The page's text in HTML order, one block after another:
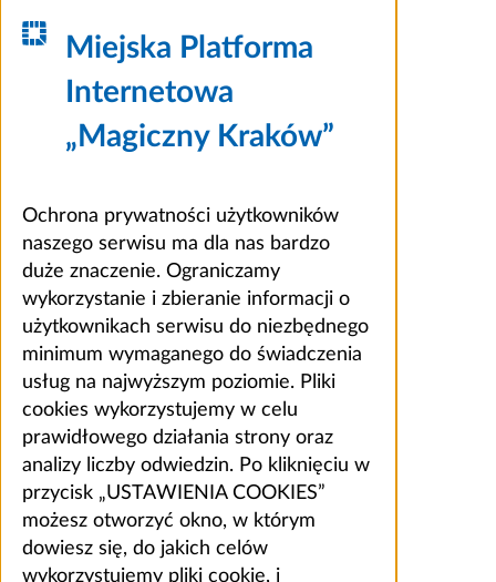
Miejska Platforma
Internetowa
„Magiczny Kraków”
Ochrona prywatności użytkowników
naszego serwisu ma dla nas bardzo
duże znaczenie. Ograniczamy
wykorzystanie i zbieranie informacji o
użytkownikach serwisu do niezbędnego
minimum wymaganego do świadczenia
usług na najwyższym poziomie. Pliki
cookies wykorzystujemy w celu
prawidłowego działania strony oraz
analizy liczby odwiedzin. Po kliknięciu w
przycisk „USTAWIENIA COOKIES”
możesz otworzyć okno, w którym
dowiesz się, do jakich celów
wykorzystujemy pliki cookie, i